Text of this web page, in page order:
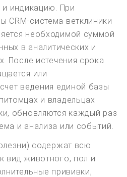
и индикацию. При
CRM-система ветклиники
необходимой суммой
в аналитических и
После истечения срока
или
ведения единой базы
и владельцах
обновляются каждый раз
и анализа или событий.
содержат всю
вид животного, пол и
прививки,